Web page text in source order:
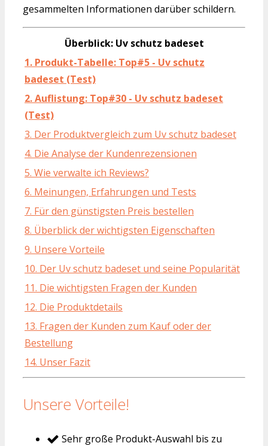
gesammelten Informationen darüber schildern.
Überblick: Uv schutz badeset
1. Produkt-Tabelle: Top#5 - Uv schutz
badeset (Test)
2. Auflistung: Top#30 - Uv schutz badeset
(Test)
3. Der Produktvergleich zum Uv schutz badeset
4. Die Analyse der Kundenrezensionen
5. Wie verwalte ich Reviews?
6. Meinungen, Erfahrungen und Tests
7. Für den günstigsten Preis bestellen
8. Überblick der wichtigsten Eigenschaften
9. Unsere Vorteile
10. Der Uv schutz badeset und seine Popularität
11. Die wichtigsten Fragen der Kunden
12. Die Produktdetails
13. Fragen der Kunden zum Kauf oder der
Bestellung
14. Unser Fazit
Unsere Vorteile!
Sehr große Produkt-Auswahl bis zu